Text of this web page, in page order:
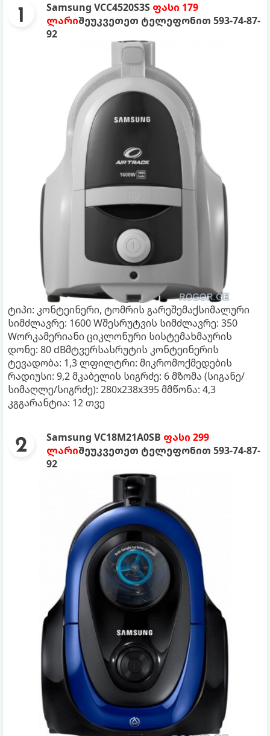
Samsung VCC4520S3S ფასი 179
ლარიშეუკვეთეთ ტელეფონით ‎593-74-87-
92
ტიპი: კონტეინერი, ტომრის გარეშემაქსიმალური
სიმძლავრე: 1600 Wშესრუტვის სიმძლავრე: 350
Wორკამერიანი ციკლონური სისტემახმაურის
დონე: 80 dBმტვერსასრუტის კონტეინერის
ტევადობა: 1,3 ლფილტრი: მიკრომოქმედების
რადიუსი: 9,2 მკაბელის სიგრძე: 6 მზომა (სიგანე/
სიმაღლე/სიგრძე): 280x238x395 მმწონა: 4,3
კგგარანტია: 12 თვე
Samsung VC18M21A0SB ფასი 299
ლარიშეუკვეთეთ ტელეფონით ‎593-74-87-
92